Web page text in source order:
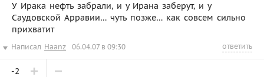
У Ирака нефть забрали, и у Ирана заберут, и у
Саудовской Арравии… чуть позже… как совсем сильно
прихватит
Написал Haanz 06.04.07 в 09:30 ответить
-2